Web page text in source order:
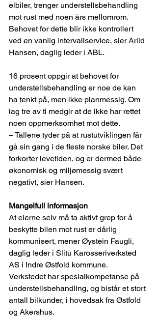
elbiler, trenger understellsbehandling
mot rust med noen års mellomrom.
Behovet for dette blir ikke kontrollert
ved en vanlig intervallservice, sier Arild
Hansen, daglig leder i ABL.
16 prosent oppgir at behovet for
understellsbehandling er noe de kan
ha tenkt på, men ikke planmessig. Om
lag tre av ti medgir at de ikke har rettet
noen oppmerksomhet mot dette.
– Tallene tyder på at rustutviklingen får
gå sin gang i de fleste norske biler. Det
forkorter levetiden, og er dermed både
økonomisk og miljømessig svært
negativt, sier Hansen.
Mangelfull informasjon
At eierne selv må ta aktivt grep for å
beskytte bilen mot rust er dårlig
kommunisert, mener Øystein Faugli,
daglig leder i Slitu Karosseriverksted
AS i Indre Østfold kommune.
Verkstedet har spesialkompetanse på
understellsbehandling, og bistår et stort
antall bilkunder, i hovedsak fra Østfold
og Akershus.